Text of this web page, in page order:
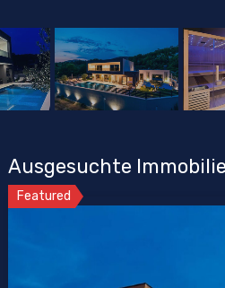
Ausgesuchte
Featured